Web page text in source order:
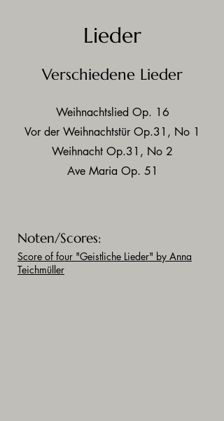
Lieder
Verschiedene Lieder
Weihnachtslied Op. 16
Vor der Weihnachtstür Op.31, No 1
Weihnacht Op.31, No 2
Ave Maria Op. 51
Noten/Scores:
Score of four "Geistliche Lieder" by Anna
Teichmüller